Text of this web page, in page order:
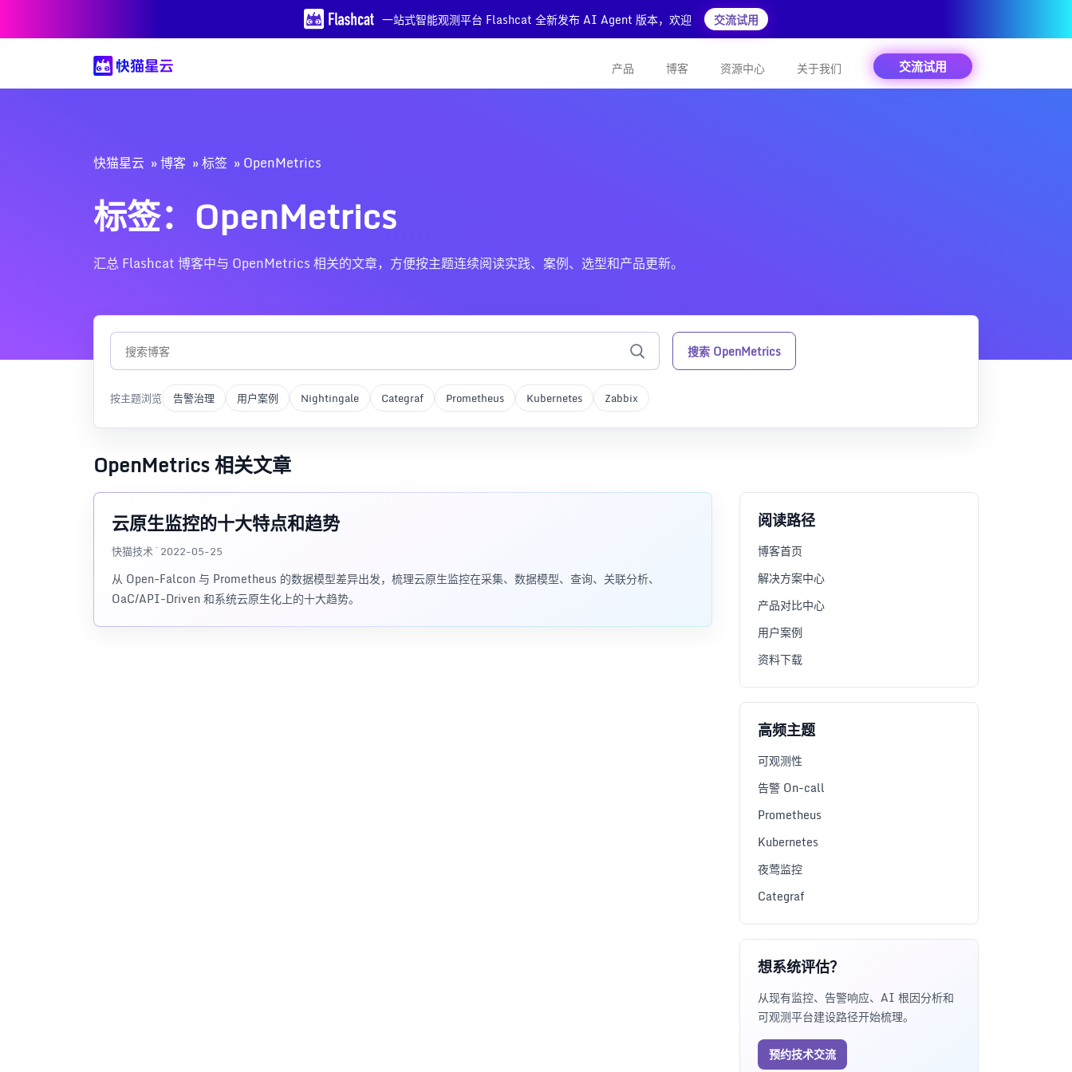
一站式智能观测平台 Flashcat 全新发布 AI Agent 版本，欢迎 交流试用
产品 博客 资源中心 关于我们 交流试用
快猫星云 博客 标签 OpenMetrics
标签：OpenMetrics
汇总 Flashcat 博客中与 OpenMetrics 相关的文章，方便按主题连续阅读实践、案例、选型和产品更新。
搜索 OpenMetrics
按主题浏览 告警治理 用户案例 Nightingale Categraf Prometheus Kubernetes Zabbix
OpenMetrics 相关文章
云原生监控的十大特点和趋势
快猫技术 · 2022-05-25
从 Open-Falcon 与 Prometheus 的数据模型差异出发，梳理云原生监控在采集、数据模型、查询、关联分析、
OaC/API-Driven 和系统云原生化上的十大趋势。
阅读路径
博客首页
解决方案中心
产品对比中心
用户案例
资料下载
高频主题
可观测性
告警 On-call
Prometheus
Kubernetes
夜莺监控
Categraf
想系统评估？
从现有监控、告警响应、AI 根因分析和
可观测平台建设路径开始梳理。
预约技术交流